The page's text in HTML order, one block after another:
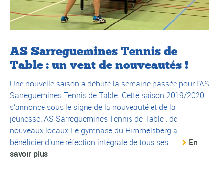
AS Sarreguemines Tennis de
Table : un vent de nouveautés !
Une nouvelle saison a débuté la semaine passée pour l'AS
Sarreguemines Tennis de Table. Cette saison 2019/2020
s'annonce sous le signe de la nouveauté et de la
jeunesse. AS Sarreguemines Tennis de Table : de
nouveaux locaux Le gymnase du Himmelsberg a
bénéficier d'une réfection intégrale de tous ses ...
En
savoir plus